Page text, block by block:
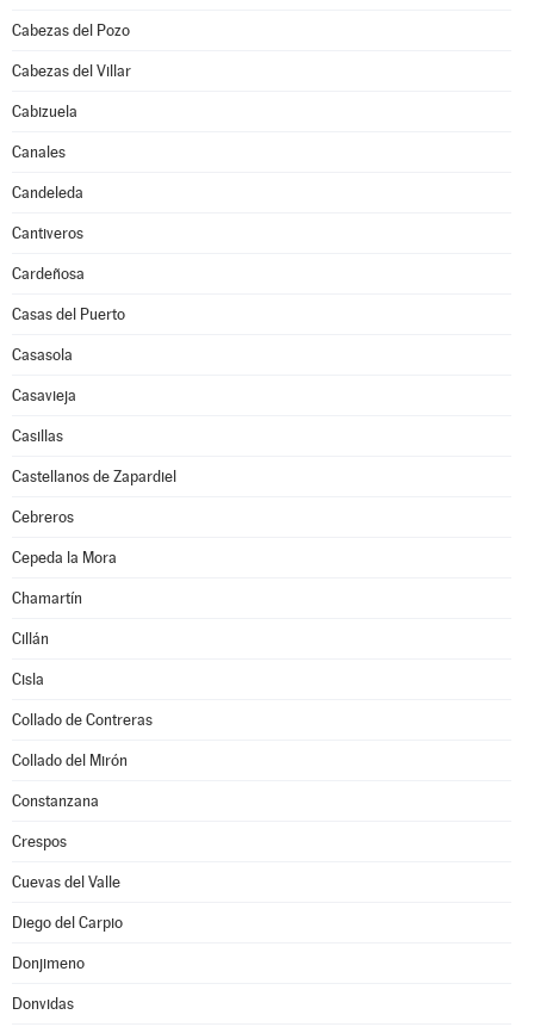
Cabezas del Pozo
Cabezas del Villar
Cabizuela
Canales
Candeleda
Cantiveros
Cardeñosa
Casas del Puerto
Casasola
Casavieja
Casillas
Castellanos de Zapardiel
Cebreros
Cepeda la Mora
Chamartín
Cillán
Cisla
Collado de Contreras
Collado del Mirón
Constanzana
Crespos
Cuevas del Valle
Diego del Carpio
Donjimeno
Donvidas